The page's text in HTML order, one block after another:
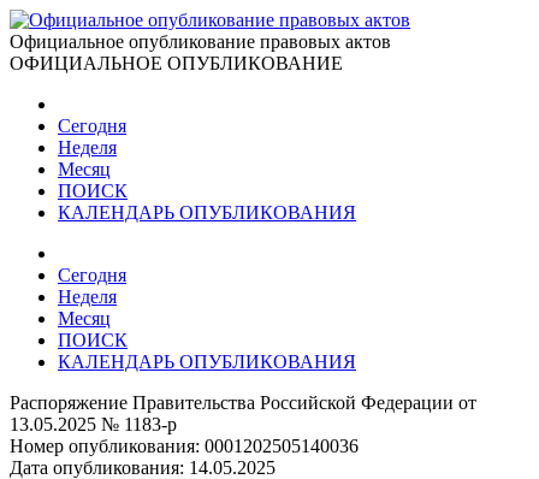
Официальное опубликование правовых актов
ОФИЦИАЛЬНОЕ ОПУБЛИКОВАНИЕ
Сегодня
Неделя
Месяц
ПОИСК
КАЛЕНДАРЬ ОПУБЛИКОВАНИЯ
Сегодня
Неделя
Месяц
ПОИСК
КАЛЕНДАРЬ ОПУБЛИКОВАНИЯ
Распоряжение Правительства Российской Федерации от
13.05.2025 № 1183-р
Номер опубликования: 0001202505140036
Дата опубликования: 14.05.2025